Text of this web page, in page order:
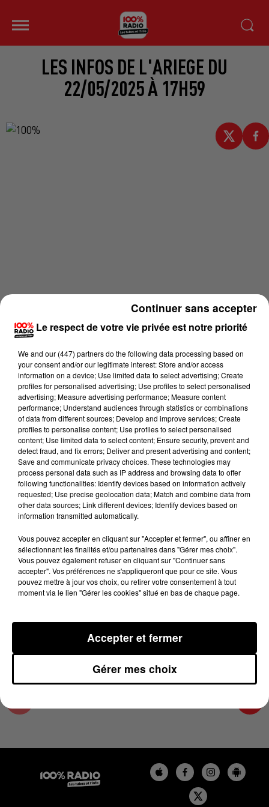
LES INFOS DE L'ARIEGE DU
22/05/2025 À 17H59
Lecture (3 min 57 sec)
100%
100% Radio les infos de l'Ariege
22 mai 2025 - 3 min 57 sec
LES INFOS DE L'ARIEGE DU 22/05/2025 À
17H59
Podcasts infos de l'Ariège
Le respect de votre vie privée est notre priorité
We and our (447) partnersdo the following data processing based on
your consent and/or our legitimate interest: Store and/or access
information on a device; Use limited data to select advertising; Create
profiles for personalised advertising; Use profiles to select personalised
advertising; Measure advertising performance; Measure content
performance; Understand audiences through statistics or combinations
of data from different sources; Develop and improve services; Create
profiles to personalise content; Use profiles to select personalised
content; Use limited data to select content; Ensure security, prevent and
detect fraud, and fix errors; Deliver and present advertising and content;
Save and communicate privacy choices. These technologies may
process personal data such as IP address and browsing data to offer
following functionalities: Identify devices based on information actively
requested; Use precise geolocation data; Match and combine data from
other data sources; Link different devices; Identify devices based on
information transmitted automatically.
Vous pouvez accepter en cliquant sur "Accepter et fermer", ou affiner en
sélectionnant les finalités et/ou partenaires dans "Gérer mes choix".
Vous pouvez également refuser en cliquant sur "Continuer sans
accepter". Vos préférences ne s'appliqueront que pour ce site. Vous
pouvez mettre à jour vos choix, ou retirer votre consentement à tout
moment via le lien "Gérer les cookies" situé en bas de chaque page.
Gérer mes choix
Accepter et fermer
Continuer sans accepter